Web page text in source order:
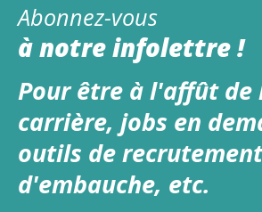
Abonnez-vous
à notre infolettre !
Pour être à l'affût de
carrière, jobs en
outils de
d'embauche, etc.